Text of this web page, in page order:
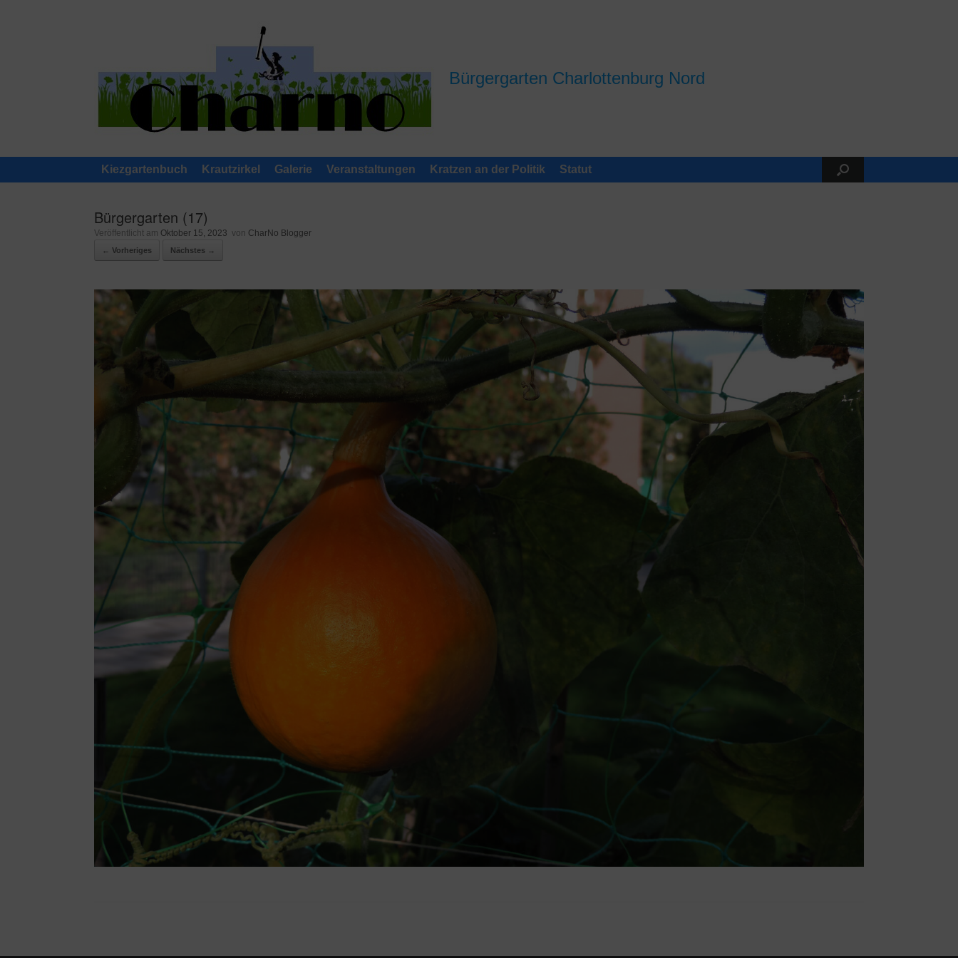
Bürgergarten Charlottenburg Nord
Kiezgartenbuch Krautzirkel Galerie Veranstaltungen Kratzen an der Politik Statut
Bürgergarten (17)
Veröffentlicht am Oktober 15, 2023 von CharNo Blogger
← Vorheriges Nächstes →